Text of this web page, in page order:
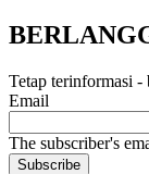
Tetap terinformasi -
Email
The subscriber's